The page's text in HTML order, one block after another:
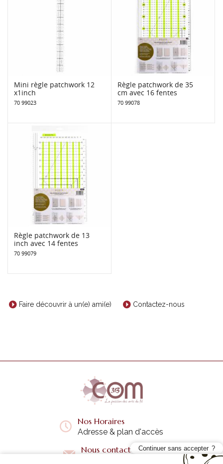
Mini règle patchwork 12
x1inch
70 99023
Règle patchwork de 35
cm avec 16 fentes
70 99078
Règle patchwork de 13
inch avec 14 fentes
70 99079
Faire découvrir à un(e) ami(e) Contactez-nous
Nos Horaires
Adresse & plan d'accès
Nous contacter Continuer sans accepter